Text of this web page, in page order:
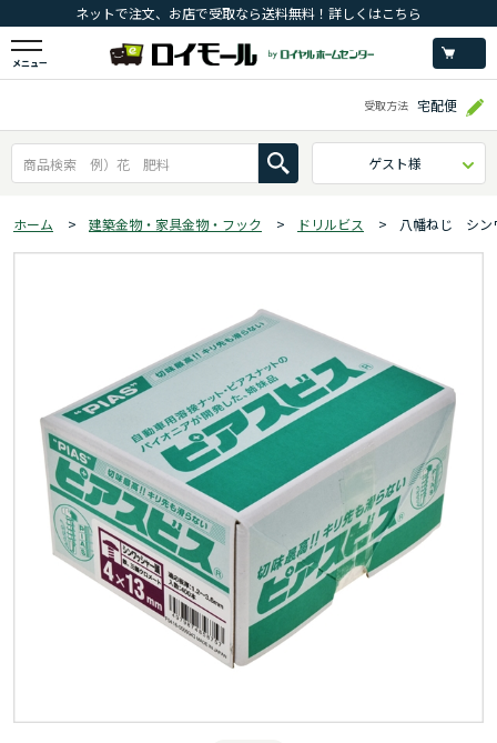
ネットで注文、お店で受取なら送料無料！詳しくはこちら
メニュー
受取方法 宅配便
ゲスト様
ホーム > 建築金物・家具金物・フック > ドリルビス > 八幡ねじ シン